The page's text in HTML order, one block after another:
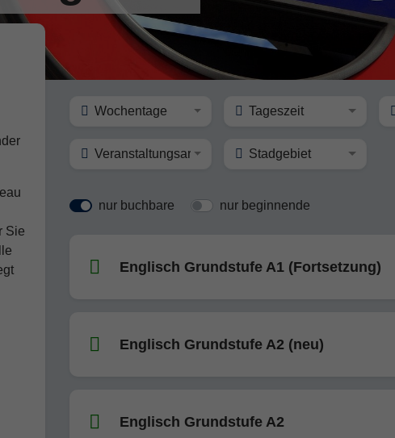
Sie
Wochentage Tageszeit
Veranstaltungsart Stadgebiet
nur buchbare nur beginnende
Englisch Grundstufe A1 (Fortsetzung)
Englisch Grundstufe A2 (neu)
Englisch Grundstufe A2